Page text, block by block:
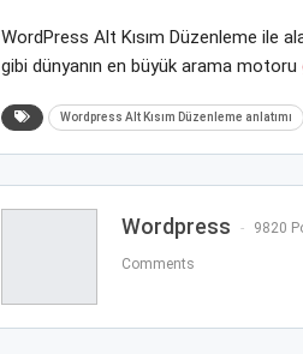
WordPress Alt Kısım Düzenleme ile
gibi dünyanın en büyük arama motoru
Wordpress Alt Kısım Düzenleme anlatımı
Wordpress 9820
Comments